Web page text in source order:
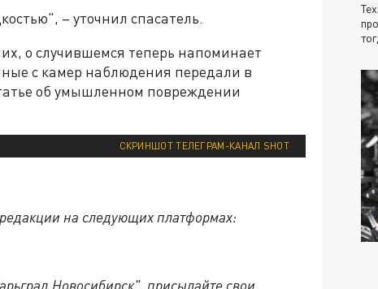
– уточнил спасатель.
о случившемся теперь напоминает
с камер наблюдения передали в
об умышленном повреждении
СКРИНШОТ ТЕЛЕГРАМ-КАНАЛ SHOT
на следующих платформах:
Новосибирск", присылайте свои